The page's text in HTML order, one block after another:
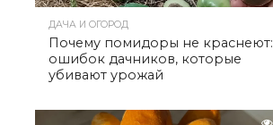
ДАЧА И ОГОРОД
Почему помидоры не
ошибок дачников, которые
убивают урожай